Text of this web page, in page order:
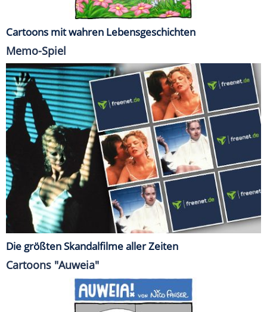
Cartoons mit wahren Lebensgeschichten
Memo-Spiel
Die größten Skandalfilme aller Zeiten
Cartoons "Auweia"